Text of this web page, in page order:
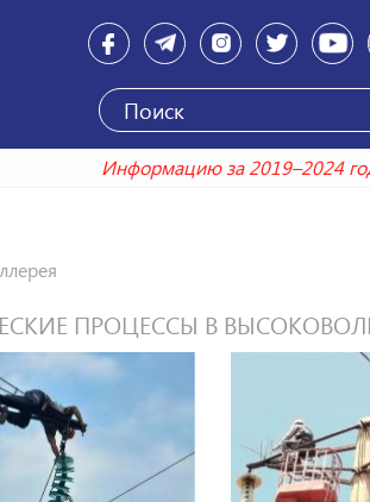
Информацию за
ПРОЦЕССЫ В